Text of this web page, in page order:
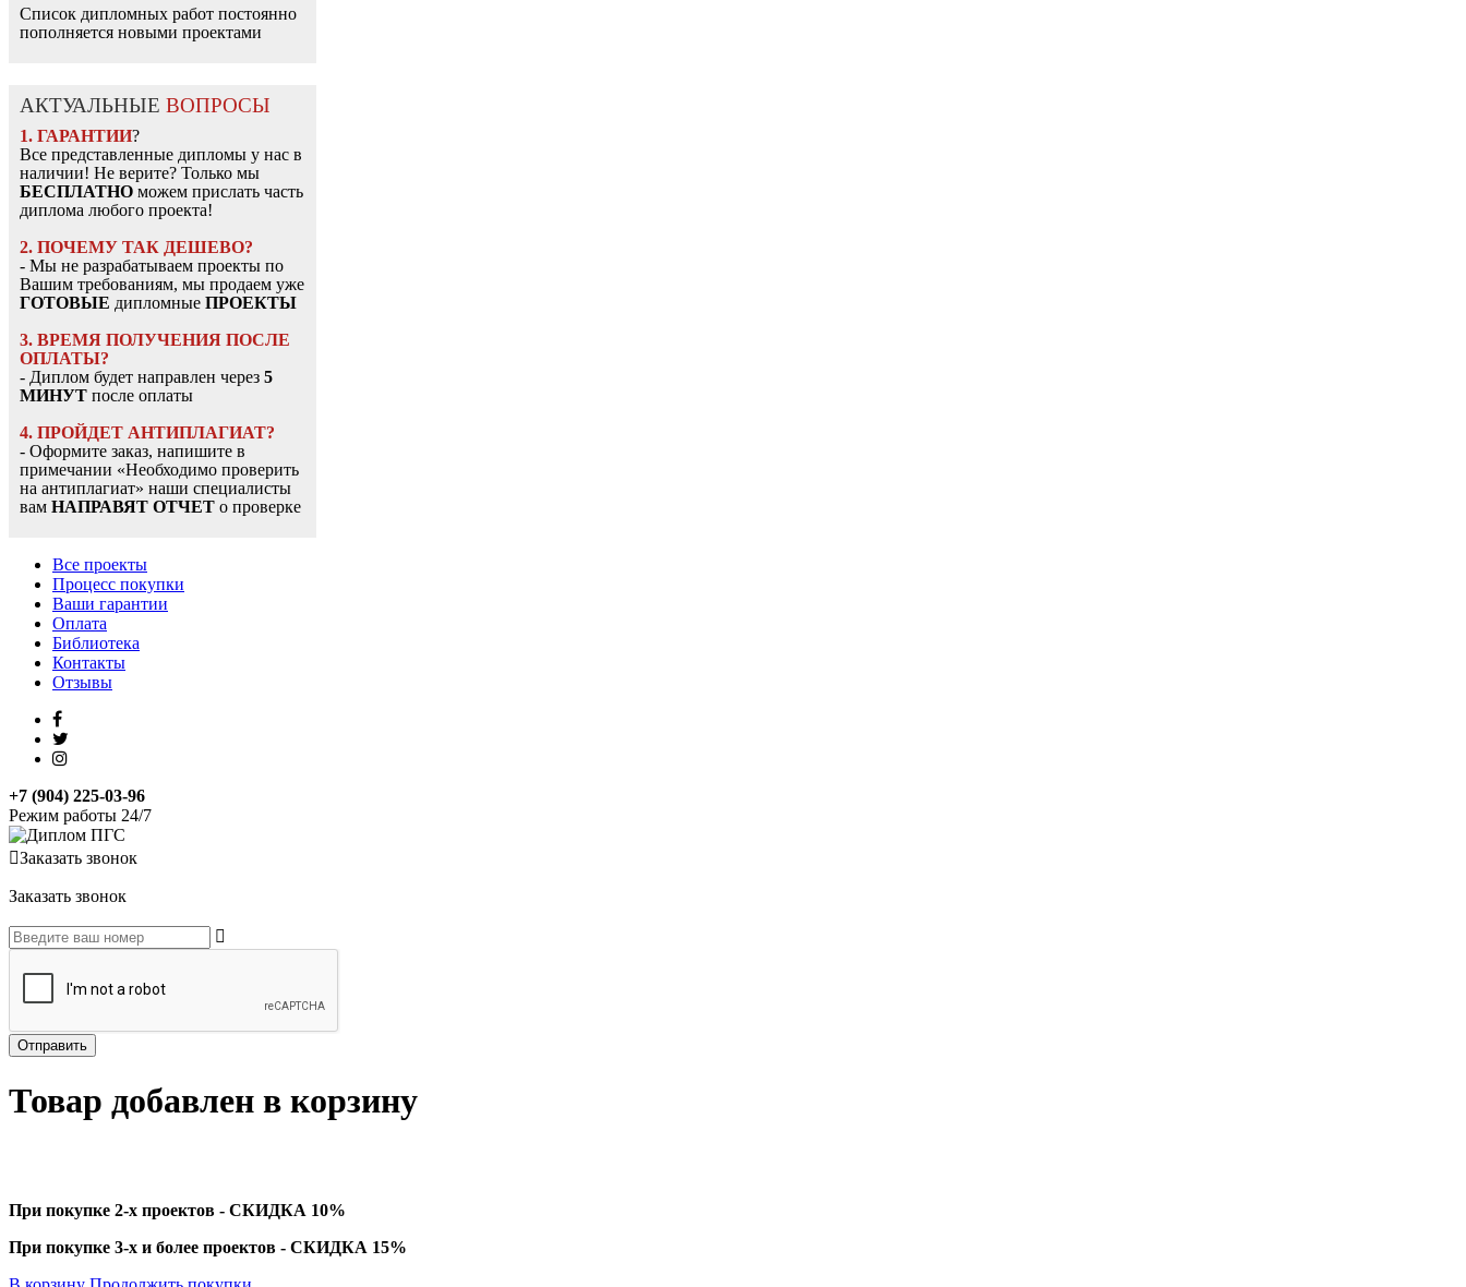
Список дипломных работ постоянно
пополняется новыми проектами
АКТУАЛЬНЫЕ ВОПРОСЫ
1. ГАРАНТИИ?
Все представленные дипломы у нас в
наличии! Не верите? Только мы
БЕСПЛАТНО можем прислать часть
диплома любого проекта!
2. ПОЧЕМУ ТАК ДЕШЕВО?
- Мы не разрабатываем проекты по
Вашим требованиям, мы продаем уже
ГОТОВЫЕ дипломные ПРОЕКТЫ
3. ВРЕМЯ ПОЛУЧЕНИЯ ПОСЛЕ
ОПЛАТЫ?
- Диплом будет направлен через 5
МИНУТ после оплаты
4. ПРОЙДЕТ АНТИПЛАГИАТ?
- Оформите заказ, напишите в
примечании «Необходимо проверить
на антиплагиат» наши специалисты
вам НАПРАВЯТ ОТЧЕТ о проверке
Все проекты
Процесс покупки
Ваши гарантии
Оплата
Библиотека
Контакты
Отзывы
+7 (904) 225-03-96
Режим работы 24/7
Заказать звонок
Заказать звонок
Товар добавлен в корзину
При покупке 2-х проектов - СКИДКА 10%
При покупке 3-х и более проектов - СКИДКА 15%